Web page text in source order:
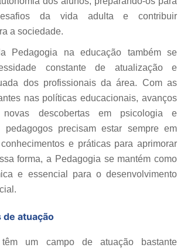
da vida adulta e contribuir
a sociedade.
Pedagogia na educação também se
constante de atualização e
dos profissionais da área. Com as
nas políticas educacionais, avanços
descobertas em psicologia e
pedagogos precisam estar sempre em
e práticas para aprimorar
forma, a Pedagogia se mantém como
e essencial para o desenvolvimento
de atuação
um campo de atuação bastante